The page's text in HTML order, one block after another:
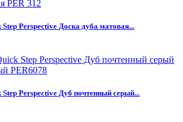
Perspective Доска дуба матовая...
Perspective Дуб почтенный серый...